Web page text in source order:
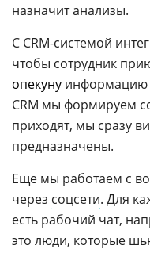
назначит анализы.
С CRM-системой
чтобы сотрудник
опекуну информацию
CRM мы формируем
приходят, мы сразу
предназначены.
Еще мы работаем с
через соцсети. Для
есть рабочий чат,
это люди, которые